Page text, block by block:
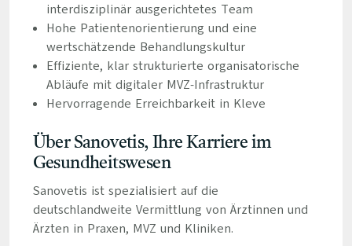
interdisziplinär ausgerichtetes Team
Hohe Patientenorientierung und eine
wertschätzende Behandlungskultur
Effiziente, klar strukturierte organisatorische
Abläufe mit digitaler MVZ-Infrastruktur
Hervorragende Erreichbarkeit in Kleve
Über Sanovetis, Ihre Karriere im
Gesundheitswesen
Sanovetis ist spezialisiert auf die
deutschlandweite Vermittlung von Ärztinnen und
Ärzten in Praxen, MVZ und Kliniken.